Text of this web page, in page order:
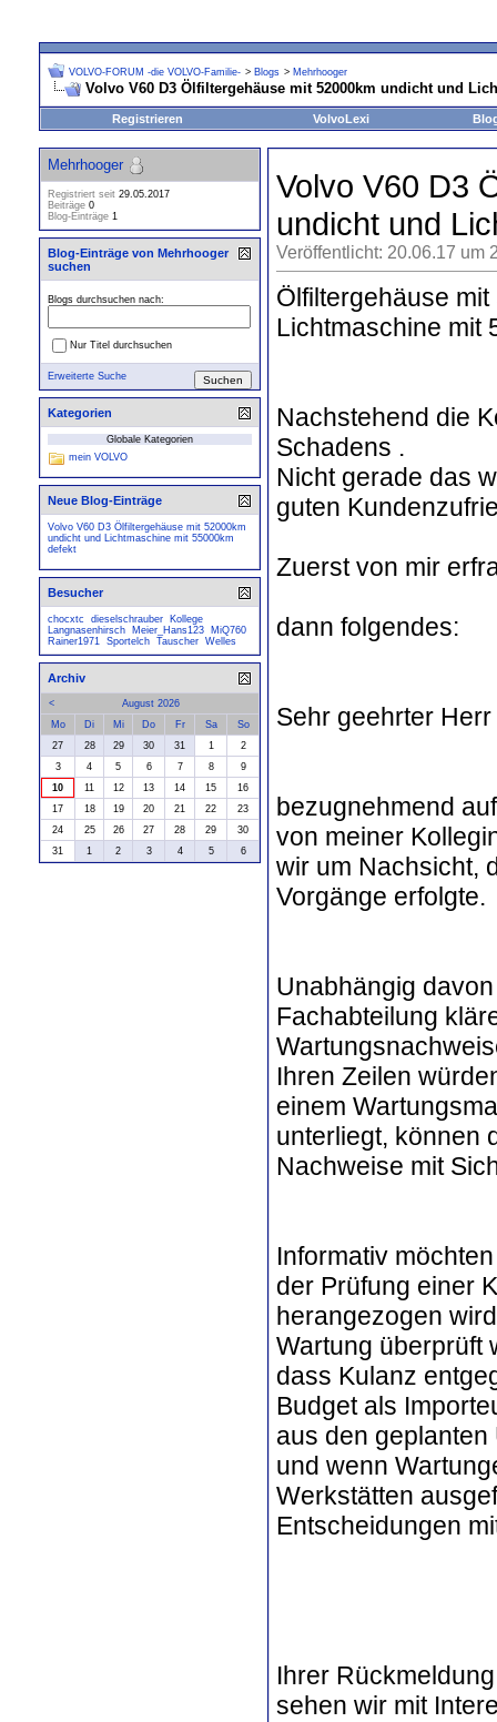
VOLVO-FORUM -die VOLVO-Familie- > Blogs > Mehrhooger
Volvo V60 D3 Ölfiltergehäuse mit 52000km undicht und
Registrieren VolvoLexi
Volvo V60 D3
undicht und
Veröffentlicht: 20.06.17 um
Ölfiltergehäuse
Lichtmaschine mit
Nachstehend die
Schadens .
Nicht gerade das
guten
Zuerst von mir
dann folgendes:
Sehr geehrter
bezugnehmend
von meiner
wir um Nachsicht,
Vorgänge erfolgte.
Unabhängig
Fachabteilung
Ihren Zeilen
einem
unterliegt, können
Nachweise mit
Informativ
der Prüfung einer
herangezogen
Wartung überprüft
dass Kulanz
Budget als
aus den
und wenn
Werkstätten
Entscheidungen
Ihrer
sehen wir mit
Mehrhooger
Registriert seit 29.05.2017
Beiträge 0
Blog-Einträge 1
Blog-Einträge von Mehrhooger
suchen
Blogs durchsuchen nach:
Nur Titel durchsuchen
Erweiterte Suche
Kategorien
Globale Kategorien
mein VOLVO
Neue Blog-Einträge
Volvo V60 D3 Ölfiltergehäuse mit 52000km
undicht und Lichtmaschine mit 55000km
defekt
Besucher
chocxtc dieselschrauber
Kollege
Langnasenhirsch
Meier_Hans123
MiQ760
Rainer1971 Sportelch Tauscher Welles
Archiv
<
August 2026
Mo
Di Mi Do Fr Sa
So
27
28 29 30 31 1
2
3
4 5 6 7 8
9
10
11 12 13 14 15
16
17
18 19 20 21 22
23
24
25 26 27 28 29
30
31
1 2 3 4 5 6